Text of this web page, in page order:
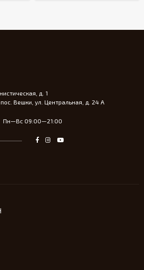
д. 1
Вешки, ул. Центральная, д. 24 А
Пн—Вс 09:00—21:00